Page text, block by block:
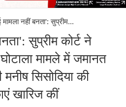
मामला नहीं बनता': सुप्रीम...
सुप्रीम कोर्ट ने
घोटाला मामले में जमानत
सिसोदिया की
खारिज कीं